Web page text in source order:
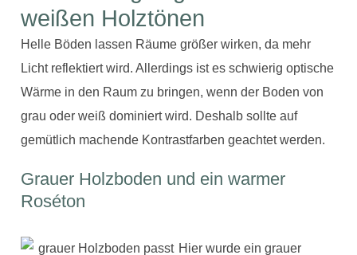
weißen Holztönen
Helle Böden lassen Räume größer wirken, da mehr
Licht reflektiert wird. Allerdings ist es schwierig optische
Wärme in den Raum zu bringen, wenn der Boden von
grau oder weiß dominiert wird. Deshalb sollte auf
gemütlich machende Kontrastfarben geachtet werden.
Grauer Holzboden und ein warmer
Roséton
Hier wurde ein grauer